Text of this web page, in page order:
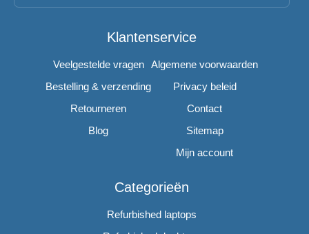
Klantenservice
Veelgestelde vragen
Bestelling & verzending
Retourneren
Blog
Algemene voorwaarden
Privacy beleid
Contact
Sitemap
Mijn account
Categorieën
Refurbished laptops